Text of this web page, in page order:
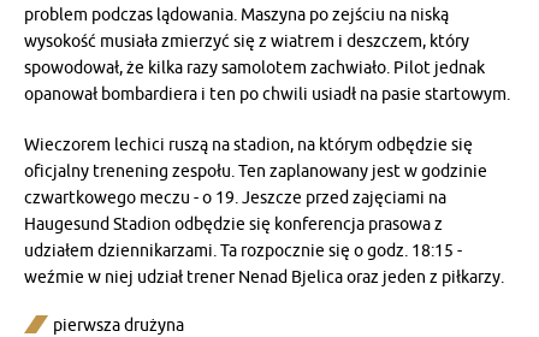
problem podczas lądowania. Maszyna po zejściu na niską
wysokość musiała zmierzyć się z wiatrem i deszczem, który
spowodował, że kilka razy samolotem zachwiało. Pilot jednak
opanował bombardiera i ten po chwili usiadł na pasie startowym.
Wieczorem lechici ruszą na stadion, na którym odbędzie się
oficjalny trenening zespołu. Ten zaplanowany jest w godzinie
czwartkowego meczu - o 19. Jeszcze przed zajęciami na
Haugesund Stadion odbędzie się konferencja prasowa z
udziałem dziennikarzami. Ta rozpocznie się o godz. 18:15 -
weźmie w niej udział trener Nenad Bjelica oraz jeden z piłkarzy.
pierwsza drużyna